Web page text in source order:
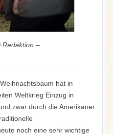
Redaktion –
hat in
Weltkrieg Einzug in
zwar durch die Amerikaner.
noch eine sehr wichtige